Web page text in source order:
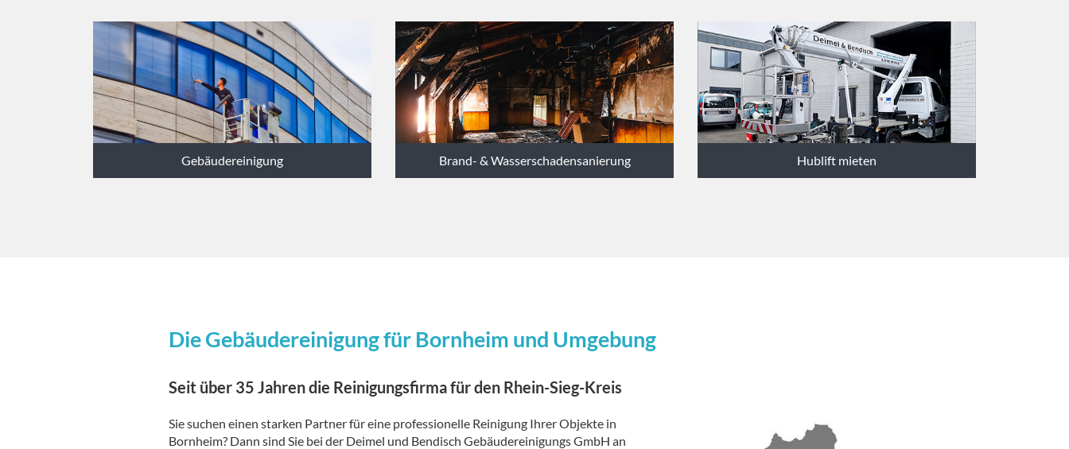
Gebäudereinigung Brand- & Wasserschadensanierung Hublift mieten
Die Gebäudereinigung für Bornheim und Umgebung
Seit über 35 Jahren die Reinigungsfirma für den Rhein-Sieg-Kreis
Sie suchen einen starken Partner für eine professionelle Reinigung Ihrer Objekte in
Bornheim? Dann sind Sie bei der Deimel und Bendisch Gebäudereinigungs GmbH an